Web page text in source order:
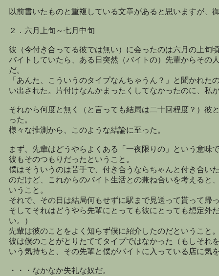
以前書いたものと重複している文章があると思いますが、
２．六月上旬～七月中旬
彼（今付き合ってる彼では無い）に会ったのは六月の上旬
バイトしていたら、ある日突然（バイトの）先輩からその
だ。
「あんた、こういうのタイプなんちゃうん？」と聞かれ
い出された。片付けなんかまったくしてなかったのに、私
それから何度と無く（と言っても結局は二十回程度？）彼
った。
様々な推測から、このような結論に至った。
まず、先輩はどうやらよくある「一夜限りの」という意味
彼もそのつもりだったということ。
僕はそういうのは苦手で、付き合うならちゃんと付き合い
のだけど、これからのバイト生活との兼ね合いを考えると
いうこと。
それで、その日は結局何もせずに駅まで見送って貰って帰
そしてそれはどうやら先輩にとっても彼にとっても想定外
い。）
先輩は彼のことをよく知らず僕に紹介したのだということ
彼は僕のことがとりたててタイプではなかった（もしそれ
いう気持ちと、その先輩と僕がバイトに入っている店に気
・・・なかなか失礼な奴だ。